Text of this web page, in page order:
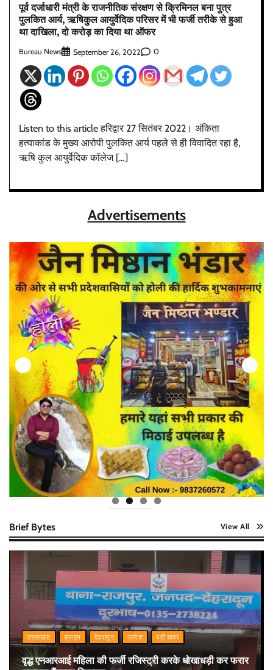
पूर्व दर्जाधारी मंत्री के राजनीतिक संरक्षण से क्रिमिनल बना पुत्र
पुलकित आर्य, ऋषिकुल आयुर्वेदिक परिसर में भी फर्जी तरीके से हुआ
था दाखिला, दो करोड़ का दिया था ऑफर
Bureau News September 26, 2022 0
Listen to this article हरिद्वार 27 सितंबर 2022। अंकिता
हत्याकांड के मुख्य आरोपी पुलकित आर्य पहले से ही विवादित रहा है,
ऋषि कुल आयुर्वेदिक कॉलेज […]
Advertisements
Brief Bytes View All
उत्तराखंड क्राइम देहरादून प्रदेश बड़ी खबर
वृद्ध एनआरआई महिला की फर्जी रजिस्ट्री करके धोखाधड़ी कर फरार